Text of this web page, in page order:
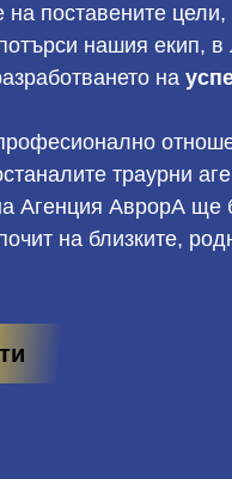
поставените
нашия екип, в
на
траурни
Агенция АврорА ще
на близките,